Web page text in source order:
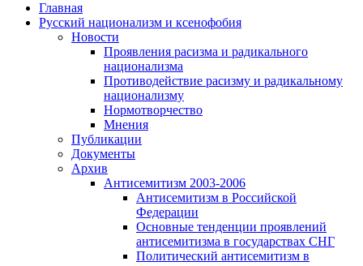
Главная
Русский национализм и ксенофобия
Новости
Проявления расизма и радикального
национализма
Противодействие расизму и радикальному
национализму
Нормотворчество
Мнения
Публикации
Документы
Архив
Антисемитизм 2003-2006
Антисемитизм в Российской
Федерации
Основные тенденции проявлений
антисемитизма в государствах СНГ
Политический антисемитизм в